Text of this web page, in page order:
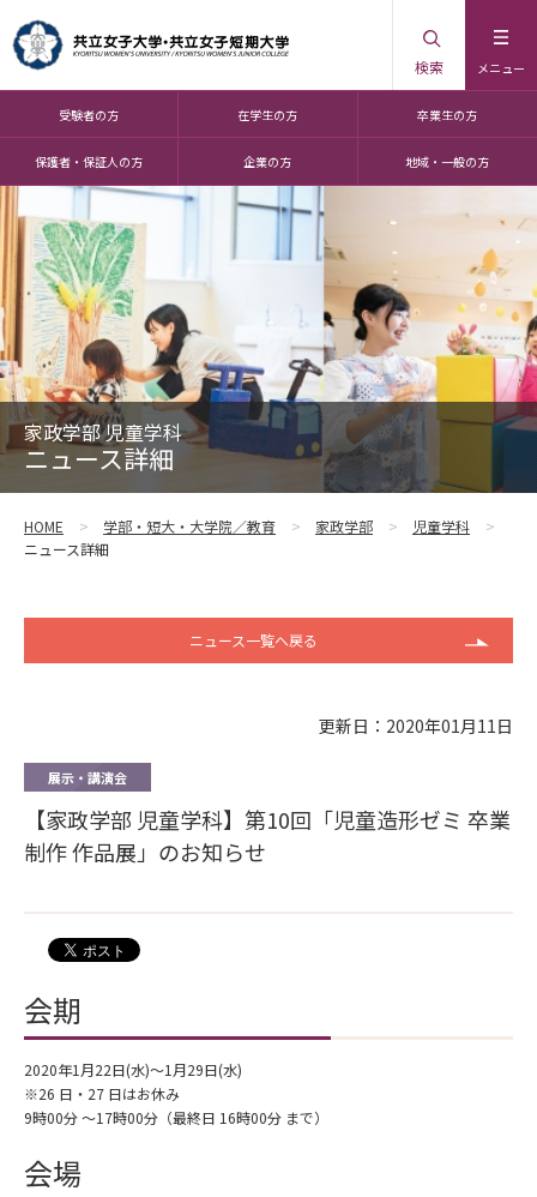
メニュー
検索
受験者の方 在学生の方 卒業生の方
保護者・保証人の方 企業の方 地域・一般の方
家政学部 児童学科
ニュース詳細
HOME 学部・短大・大学院／教育 家政学部
児童学科
ニュース詳細
ニュース一覧へ戻る
更新日：2020年01月11日
展示・講演会
【家政学部 児童学科】第10回「児童造形ゼミ 卒業
制作 作品展」のお知らせ
会期
2020年1月22日(水)～1月29日(水)
※26 日・27 日はお休み
9時00分 ～17時00分（最終日 16時00分 まで）
会場